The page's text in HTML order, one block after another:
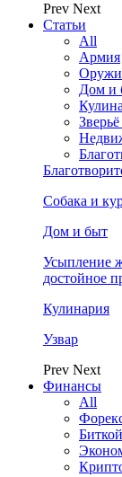
Prev Next
Статьи
All
Армия
Дом и
Собака и
Дом и быт
Усыпление
достойное
Кулинария
Узвар
Prev Next
Финансы
All